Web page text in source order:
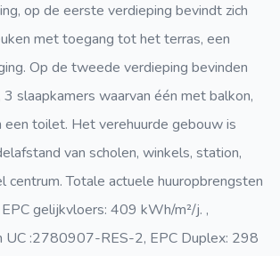
op de eerste verdieping bevindt zich
met toegang tot het terras, een
Op de tweede verdieping bevinden
3 slaapkamers waarvan één met balkon,
een toilet. Het verehuurde gebouw is
van scholen, winkels, station,
centrum. Totale actuele huuropbrengsten
gelijkvloers: 409 kWh/m²/j. ,
UC :2780907-RES-2, EPC Duplex: 298